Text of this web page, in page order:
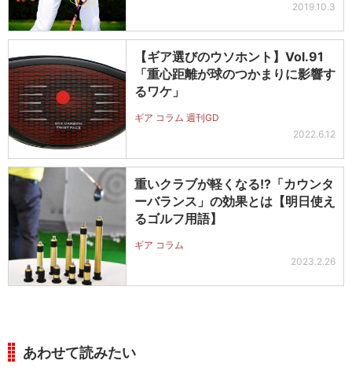
2019.10.3
【ギア選びのウソホント】Vol.91
「重心距離が球のつかまりに影響す
るワケ」
ギア コラム 週刊GD
2022.6.12
重いクラブが軽くなる!?「カウンタ
ーバランス」の効果とは【明日使え
るゴルフ用語】
ギア コラム
2023.2.26
あわせて読みたい